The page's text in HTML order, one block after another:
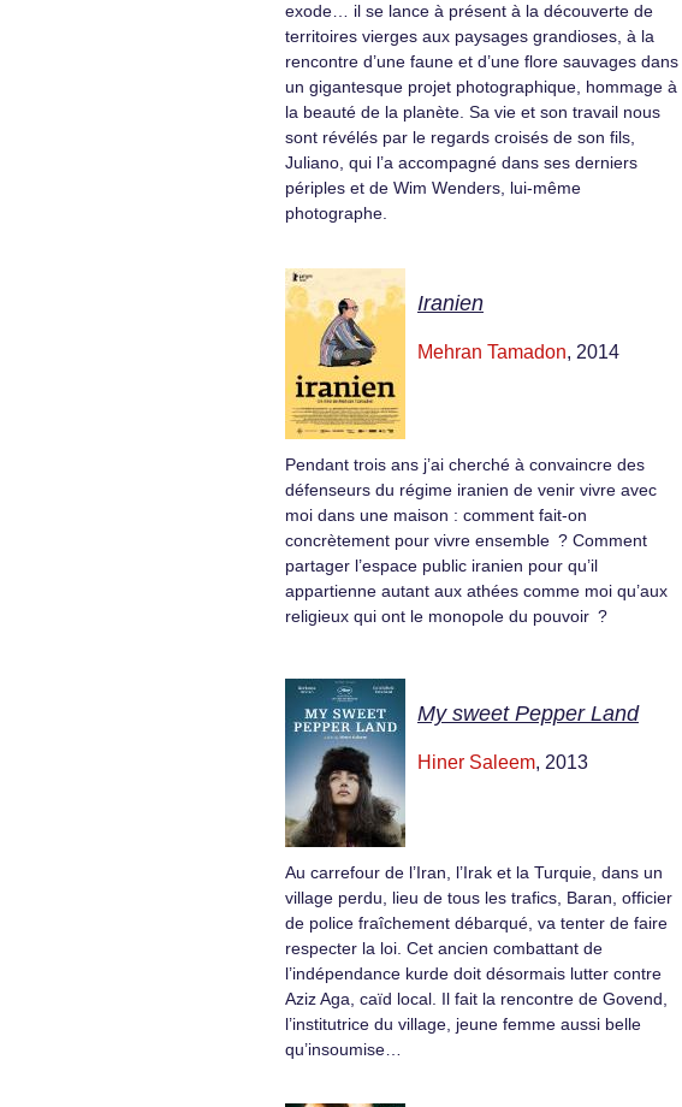
exode… il se lance à présent à la découverte de
territoires vierges aux paysages grandioses, à la
rencontre d’une faune et d’une flore sauvages dans
un gigantesque projet photographique, hommage à
la beauté de la planète. Sa vie et son travail nous
sont révélés par le regards croisés de son fils,
Juliano, qui l’a accompagné dans ses derniers
périples et de Wim Wenders, lui-même
photographe.
Iranien
Mehran Tamadon, 2014
Pendant trois ans j’ai cherché à convaincre des
défenseurs du régime iranien de venir vivre avec
moi dans une maison : comment fait-on
concrètement pour vivre ensemble ? Comment
partager l’espace public iranien pour qu’il
appartienne autant aux athées comme moi qu’aux
religieux qui ont le monopole du pouvoir ?
My sweet Pepper Land
Hiner Saleem, 2013
Au carrefour de l’Iran, l’Irak et la Turquie, dans un
village perdu, lieu de tous les trafics, Baran, officier
de police fraîchement débarqué, va tenter de faire
respecter la loi. Cet ancien combattant de
l’indépendance kurde doit désormais lutter contre
Aziz Aga, caïd local. Il fait la rencontre de Govend,
l’institutrice du village, jeune femme aussi belle
qu’insoumise…